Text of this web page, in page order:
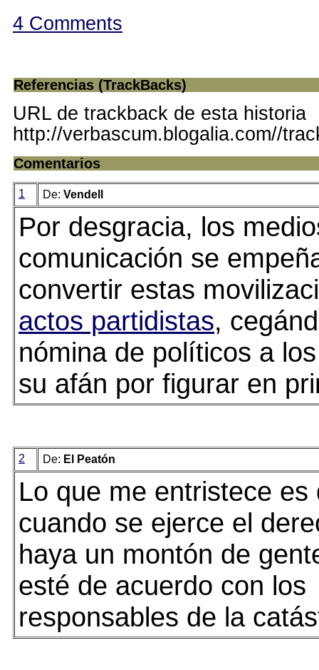
4 Comments
Referencias (TrackBacks)
URL de trackback de esta historia
http://verbascum.blogalia.com//
Comentarios
1 De: Vendell
Por desgracia, los
comunicación se
convertir estas
actos partidistas,
nómina de políticos a
su afán por figurar en
2 De: El Peatón
Lo que me entristece es
cuando se ejerce el
haya un montón de
esté de acuerdo con los
responsables de la